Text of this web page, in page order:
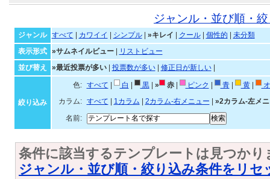
ジャンル・並び順・
ジャンル すべて カワイイ シンプル| »キレイ クール| 個性的
未分類
表示形式
»サムネイルビュー|
リストビュー
並び替え
»最近投票が多い| 投票数が多い| 修正日が新しい|
絞り込み
色: すべて 白 黒| » 赤| ピンク 青| 黄|
カラム:
すべて 1カラム 2カラム-右メニュー
»2カラム-左メ
名前:
条件に該当するテンプレートは見つかり
ジャンル・並び順・絞り込み条件をリセ